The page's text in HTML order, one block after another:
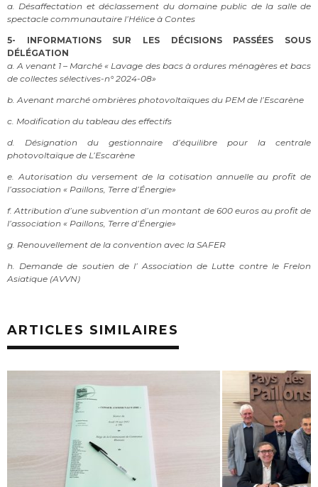
a. Désaffectation et déclassement du domaine public de la salle de
spectacle communautaire l’Hélice à Contes
5- INFORMATIONS SUR LES DÉCISIONS PASSÉES SOUS
DÉLÉGATION
a. A venant 1 – Marché « Lavage des bacs à ordures ménagères et bacs
de collectes sélectives-n° 2024-08»
b. Avenant marché ombrières photovoltaïques du PEM de l’Escarène
c. Modification du tableau des effectifs
d. Désignation du gestionnaire d’équilibre pour la centrale
photovoltaïque de L’Escarène
e. Autorisation du versement de la cotisation annuelle au profit de
l’association « Paillons, Terre d’Énergie»
f. Attribution d’une subvention d’un montant de 600 euros au profit de
l’association « Paillons, Terre d’Énergie»
g. Renouvellement de la convention avec la SAFER
h. Demande de soutien de l’ Association de Lutte contre le Frelon
Asiatique (AVVN)
ARTICLES SIMILAIRES